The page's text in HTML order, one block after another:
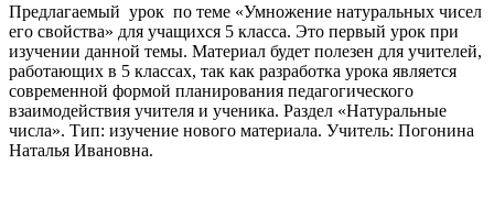
Предлагаемый урок по теме «Умножение натуральных чисел
его свойства» для учащихся 5 класса. Это первый урок при
изучении данной темы. Материал будет полезен для учителей,
работающих в 5 классах, так как разработка урока является
современной формой планирования педагогического
взаимодействия учителя и ученика. Раздел «Натуральные
числа». Тип: изучение нового материала. Учитель: Погонина
Наталья Ивановна.